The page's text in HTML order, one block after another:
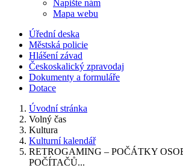
Napište nám
Mapa webu
Úřední deska
Městská policie
Hlášení závad
Českoskalický zpravodaj
Dokumenty a formuláře
Dotace
Úvodní stránka
Volný čas
Kultura
Kulturní kalendář
RETROGAMING – POČÁTKY
POČÍTAČŮ...